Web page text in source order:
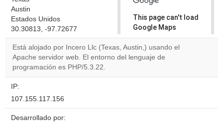
Austin
Estados Unidos
30.30813, -97.72677
This page can't load
Google Maps
correctly.
Do you
Está alojado por Incero Llc (Texas, Austin,) usando el
Apache servidor web. El entorno del lenguaje de
programación es PHP/5.3.22.
IP:
107.155.117.156
Desarrollado por: